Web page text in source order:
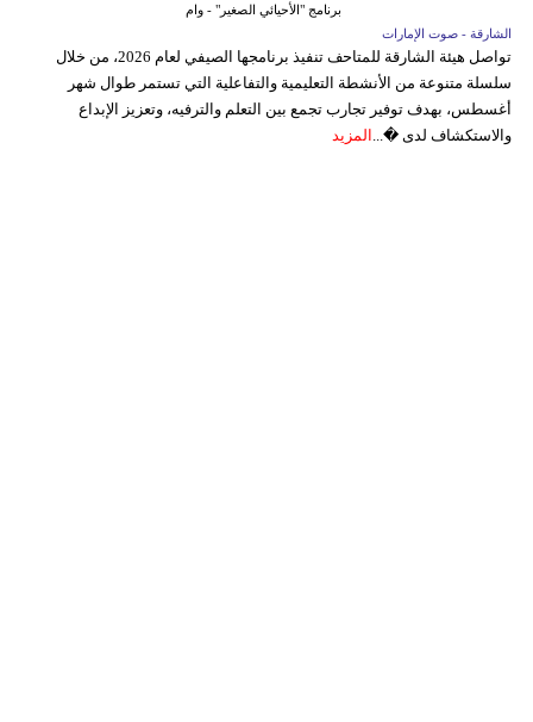
برنامج "الأحيائي الصغير" - وام
الشارقة - صوت الإمارات
تواصل هيئة الشارقة للمتاحف تنفيذ برنامجها الصيفي لعام 2026، من خلال
سلسلة متنوعة من الأنشطة التعليمية والتفاعلية التي تستمر طوال شهر
أغسطس، بهدف توفير تجارب تجمع بين التعلم والترفيه، وتعزيز الإبداع
والاستكشاف لدى �... المزيد